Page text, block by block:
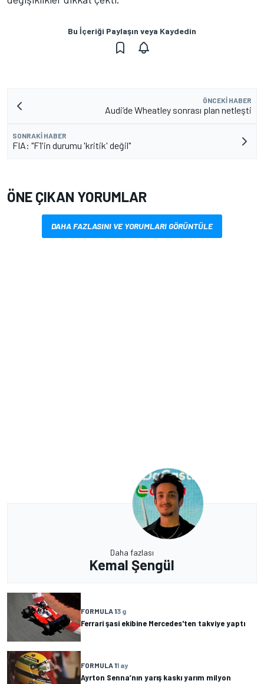
Bu İçeriği Paylaşın veya Kaydedin
ÖNCEKI HABER
Audi’de Wheatley sonrası plan netleşti
SONRAKI HABER
FIA: "F1'in durumu 'kritik' değil"
ÖNE ÇIKAN YORUMLAR
DAHA FAZLASINI VE YORUMLARI GÖRÜNTÜLE
Daha fazlası
Kemal Şengül
FORMULA 13 g
Ferrari şasi ekibine Mercedes'ten takviye yaptı
FORMULA 11 ay
Ayrton Senna’nın yarış kaskı yarım milyon